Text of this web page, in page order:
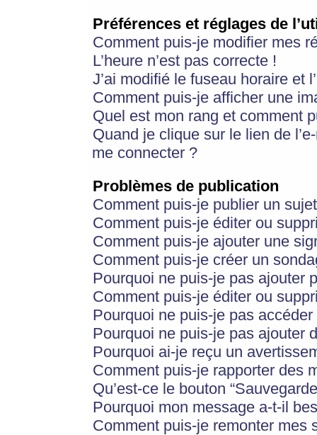
Préférences et réglages de
Comment puis-je modifier mes
L’heure n’est pas correcte !
J’ai modifié le fuseau horaire et
Comment puis-je afficher une
Quel est mon rang et comment
Quand je clique sur le lien de
me connecter ?
Problèmes de publication
Comment puis-je publier un
Comment puis-je éditer ou
Comment puis-je ajouter une
Comment puis-je créer un
Pourquoi ne puis-je pas ajouter
Comment puis-je éditer ou
Pourquoi ne puis-je pas
Pourquoi ne puis-je pas ajouter
Pourquoi ai-je reçu un
Comment puis-je rapporter des
Qu’est-ce le bouton
Pourquoi mon message a-t-il
Comment puis-je remonter mes